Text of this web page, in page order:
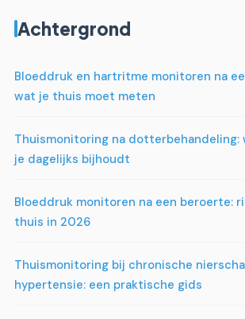
Achtergrond
Bloeddruk en hartritme monitoren na
wat je thuis moet meten
Thuismonitoring na dotterbehandeling:
je dagelijks bijhoudt
Bloeddruk monitoren na een beroerte:
thuis in 2026
Thuismonitoring bij chronische
hypertensie: een praktische gids